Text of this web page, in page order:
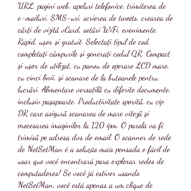
URL, pagini web, apeluri telefonice, trimiterea de
e-mailuri, SMS-uri, scrierea de tweets, crearea de
cărți de vizită vCard, setări WiFi, evenimente.
Rapid, ușor și gratuit. Selectați tipul de cod,
completați câmpurile și generați codul QR. Compact
şi uşor de utilizat, cu panou de operare LCD mare,
cu cinci linii, şi scanare de la butoanele pentru
lucrări. Alimentare versatilă cu diferite documente,
inclusiv paşapoarte. Productivitate sporită, cu cip
DR care asigură scanarea de mare viteză şi
procesarea imaginilor la 120 ipm. O parola va fi
trimisă pe adresa dvs de email. O scanner de rede
de NetSetMan é a solução mais pensada e fácil de
usar que você encontrará para explorar redes de
computadores! Se você já estiver usando
NetSetMan, você está apenas a um clique de